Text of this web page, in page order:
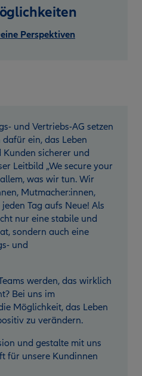
Perspektiven
und Vertriebs-AG setzen
ein, das Leben
sicherer und
Leitbild „We secure your
was wir tun. Wir
Mutmacher:innen,
Tag aufs Neue! Als
nur eine stabile und
sondern auch eine
und
werden, das wirklich
Bei uns im
Möglichkeit, das Leben
zu verändern.
und gestalte mit uns
für unsere Kundinnen